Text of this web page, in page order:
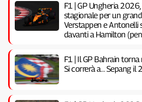
F1 | GP Ungheria
stagionale per un
Verstappen e Antonelli
davanti a Hamilton
F1 | Il GP Bahrain
Si correrà a… Sepang il